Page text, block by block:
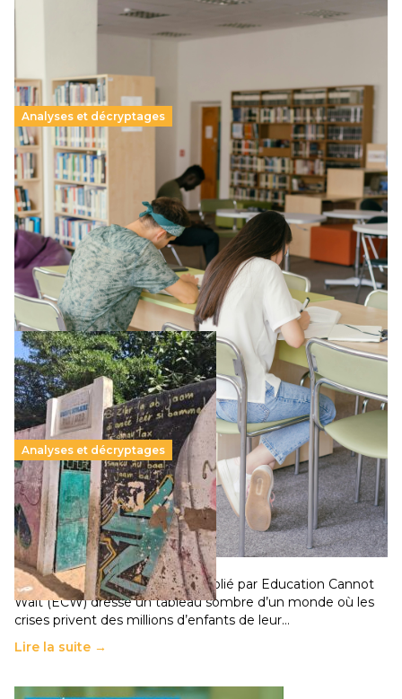
Analyses et décryptages
Supérieur privé : une dérive qui met à mal la
promesse républicaine
11 juillet 2026-
Le projet de loi sur la régulation de l’enseignement
supérieur privé met en lumière l’amplification d’un système
qui relègue l’acte pédagogique au superfétatoire, voire à…
Lire la suite →
Analyses et décryptages
258 millions d’enfants victimes de la guerre, des
chocs climatiques et des déplacements de
population
11 juillet 2026- National
Un nouveau rapport mondial publié par Education Cannot
Wait (ECW) dresse un tableau sombre d’un monde où les
crises privent des millions d’enfants de leur…
Lire la suite →